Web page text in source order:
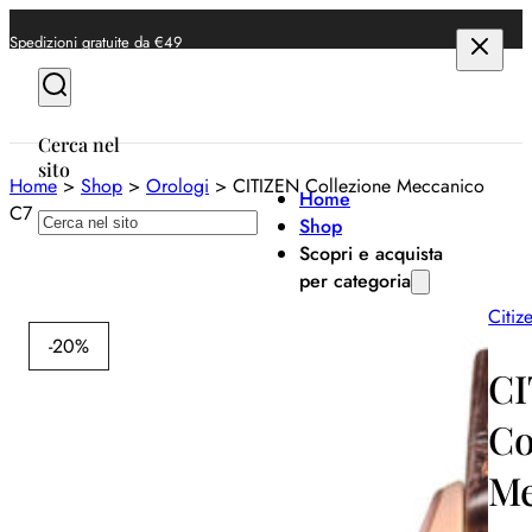
Spedizioni gratuite da €49
Cerca nel
sito
Cerca
Home
Shop
Scopri e acquista
per categoria
Home> Shop > Orologi > CITIZEN Collezione Meccanico
C7
-20%